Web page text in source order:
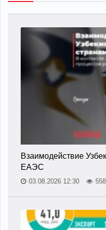
Взаимодействие
ЕАЭС
03.08.2026 12:30 558